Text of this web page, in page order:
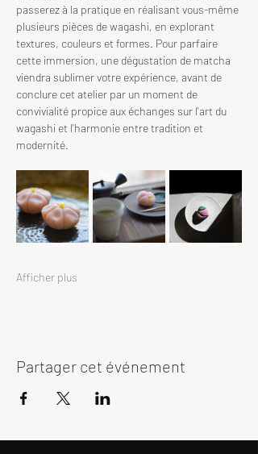
passerez à la pratique en réalisant vous-même
plusieurs pièces de wagashi, en explorant
textures, couleurs et formes. Pour parfaire
cette immersion, une dégustation de matcha
viendra sublimer votre expérience, avant de
conclure cet atelier par un moment de
convivialité propice aux échanges sur l'art du
wagashi et l'harmonie entre tradition et
modernité.
Afficher plus
Partager cet événement